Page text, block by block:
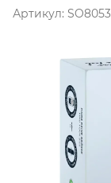
Артикул: SO8053